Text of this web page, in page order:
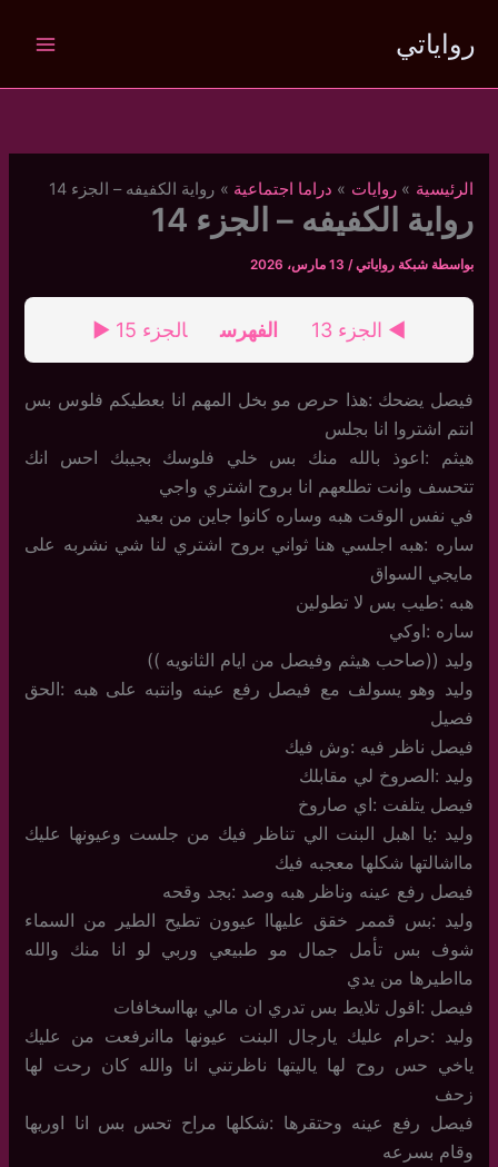
المحتوى
رواياتي
الرئيسية روايات دراما اجتماعية رواية الكفيفه – الجزء 14
رواية الكفيفه – الجزء 14
بواسطة شبكة رواياتي/ 13 مارس، 2026
◄ الجزء 13 الفهرس الجزء 15 ►
فيصل يضحك :هذا حرص مو بخل المهم انا بعطيكم فلوس بس
انتم اشتروا انا بجلس
هيثم :اعوذ بالله منك بس خلي فلوسك بجيبك احس انك
تتحسف وانت تطلعهم انا بروح اشتري واجي
في نفس الوقت هبه وساره كانوا جاين من بعيد
ساره :هبه اجلسي هنا ثواني بروح اشتري لنا شي نشربه على
مايجي السواق
هبه :طيب بس لا تطولين
ساره :اوكي
وليد ((صاحب هيثم وفيصل من ايام الثانويه ))
وليد وهو يسولف مع فيصل رفع عينه وانتبه على هبه :الحق
فصيل
فيصل ناظر فيه :وش فيك
وليد :الصروخ لي مقابلك
فيصل يتلفت :اي صاروخ
وليد :يا اهبل البنت الي تناظر فيك من جلست وعيونها عليك
مااشالتها شكلها معجبه فيك
فيصل رفع عينه وناظر هبه وصد :بجد وقحه
وليد :بس قممر خقق عليهاا عيوون تطيح الطير من السماء
شوف بس تأمل جمال مو طبيعي وربي لو انا منك والله
مااطيرها من يدي
فيصل :اقول تلايط بس تدري ان مالي بهااسخافات
وليد :حرام عليك يارجال البنت عيونها ماانرفعت من عليك
ياخي حس روح لها ياليتها ناظرتني انا والله كان رحت لها
زحف
فيصل رفع عينه وحتقرها :شكلها مراح تحس بس انا اوريها
وقام بسرعه